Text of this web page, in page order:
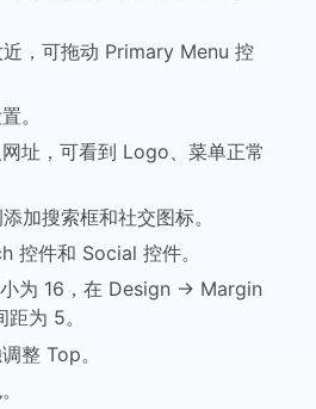
，可拖动 Primary Menu 控
。
址，可看到 Logo、菜单正常
加搜索框和社交图标。
控件和 Social 控件。
为 16，在 Design → Margin
为 5。
整 Top。